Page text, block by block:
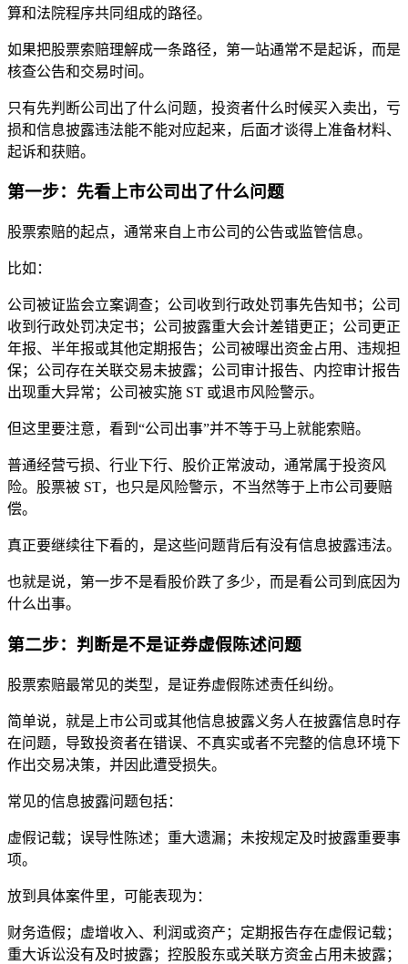
算和法院程序共同组成的路径。
如果把股票索赔理解成一条路径，第一站通常不是起诉，而是
核查公告和交易时间。
只有先判断公司出了什么问题，投资者什么时候买入卖出，亏
损和信息披露违法能不能对应起来，后面才谈得上准备材料、
起诉和获赔。
第一步：先看上市公司出了什么问题
股票索赔的起点，通常来自上市公司的公告或监管信息。
比如：
公司被证监会立案调查；公司收到行政处罚事先告知书；公司
收到行政处罚决定书；公司披露重大会计差错更正；公司更正
年报、半年报或其他定期报告；公司被曝出资金占用、违规担
保；公司存在关联交易未披露；公司审计报告、内控审计报告
出现重大异常；公司被实施 ST 或退市风险警示。
但这里要注意，看到“公司出事”并不等于马上就能索赔。
普通经营亏损、行业下行、股价正常波动，通常属于投资风
险。股票被 ST，也只是风险警示，不当然等于上市公司要赔
偿。
真正要继续往下看的，是这些问题背后有没有信息披露违法。
也就是说，第一步不是看股价跌了多少，而是看公司到底因为
什么出事。
第二步：判断是不是证券虚假陈述问题
股票索赔最常见的类型，是证券虚假陈述责任纠纷。
简单说，就是上市公司或其他信息披露义务人在披露信息时存
在问题，导致投资者在错误、不真实或者不完整的信息环境下
作出交易决策，并因此遭受损失。
常见的信息披露问题包括：
虚假记载；误导性陈述；重大遗漏；未按规定及时披露重要事
项。
放到具体案件里，可能表现为：
财务造假；虚增收入、利润或资产；定期报告存在虚假记载；
重大诉讼没有及时披露；控股股东或关联方资金占用未披露；